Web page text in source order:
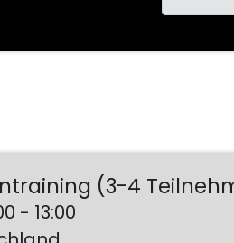
(3-4
- 13:00